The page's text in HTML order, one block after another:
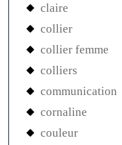
claire
collier
collier femme
colliers
communication
cornaline
couleur